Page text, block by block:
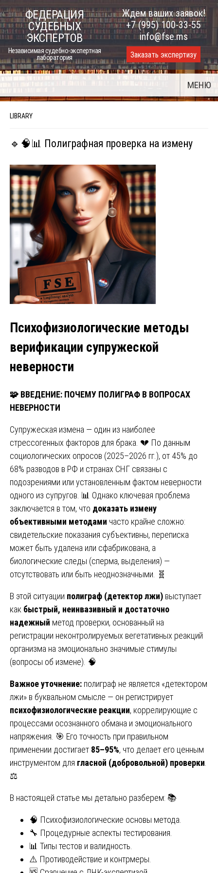
Skip
to
content
ФЕДЕРАЦИЯ
СУДЕБНЫХ
ЭКСПЕРТОВ
Независимая судебно-экспертная
лаборатория
Ждем ваших заявок!
+7 (995) 100-33-55
info@fse.ms
Заказать экспертизу
МЕНЮ
LIBRARY
🔹🧠📊 Полиграфная проверка на измену
Психофизиологические методы
верификации супружеской
неверности
🧩 ВВЕДЕНИЕ: ПОЧЕМУ ПОЛИГРАФ В ВОПРОСАХ
НЕВЕРНОСТИ
Супружеская измена — один из наиболее
стрессогенных факторов для брака. 💔 По данным
социологических опросов (2025–2026 гг.), от 45% до
68% разводов в РФ и странах СНГ связаны с
подозрениями или установленным фактом неверности
одного из супругов. 📊 Однако ключевая проблема
заключается в том, что доказать измену
объективными методами часто крайне сложно:
свидетельские показания субъективны, переписка
может быть удалена или сфабрикована, а
биологические следы (сперма, выделения) —
отсутствовать или быть неоднозначными. 🧬
В этой ситуации полиграф (детектор лжи) выступает
как быстрый, неинвазивный и достаточно
надежный метод проверки, основанный на
регистрации неконтролируемых вегетативных реакций
организма на эмоционально значимые стимулы
(вопросы об измене). 🧠
Важное уточнение: полиграф не является «детектором
лжи» в буквальном смысле — он регистрирует
психофизиологические реакции, коррелирующие с
процессами осознанного обмана и эмоционального
напряжения. 🎯 Его точность при правильном
применении достигает 85–95%, что делает его ценным
инструментом для гласной (добровольной) проверки
⚖️
В настоящей статье мы детально разберем: 📚
🧠 Психофизиологические основы метода.
🔧 Процедурные аспекты тестирования.
📊 Типы тестов и валидность.
⚠️ Противодействие и контрмеры.